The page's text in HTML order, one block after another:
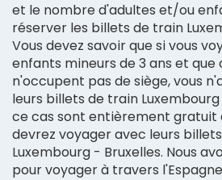
et le nombre d'adultes et/ou
réserver les billets de train
Vous devez savoir que si vous
enfants mineurs de 3 ans et que
n'occupent pas de siège, vous
leurs billets de train
ce cas sont entièrement gratuit
devrez voyager avec leurs
Luxembourg - Bruxelles. Nous
pour voyager à travers